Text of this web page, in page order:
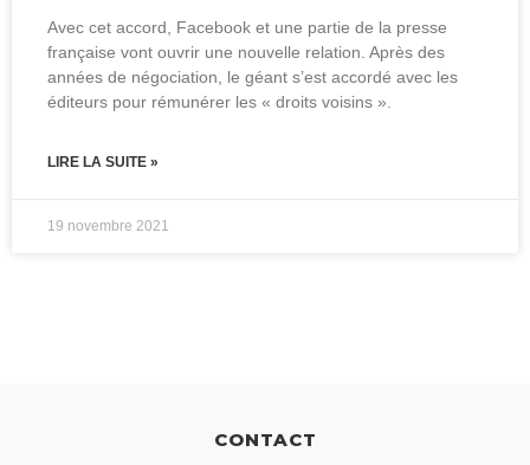
Avec cet accord, Facebook et une partie de la presse
française vont ouvrir une nouvelle relation. Après des
années de négociation, le géant s’est accordé avec les
éditeurs pour rémunérer les « droits voisins ».
LIRE LA SUITE »
19 novembre 2021
CONTACT